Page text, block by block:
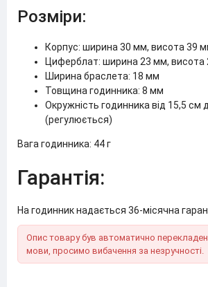
Розміри:
Корпус: ширина 30 мм, висота 39
Циферблат: ширина 23 мм, висота
Ширина браслета: 18 мм
Товщина годинника: 8 мм
Окружність годинника від 15,5 см
(регулюється)
Вага годинника: 44 г
Гарантія:
На годинник надається 36-місячна
Опис товару був автоматично
мови, просимо вибачення за незручності.